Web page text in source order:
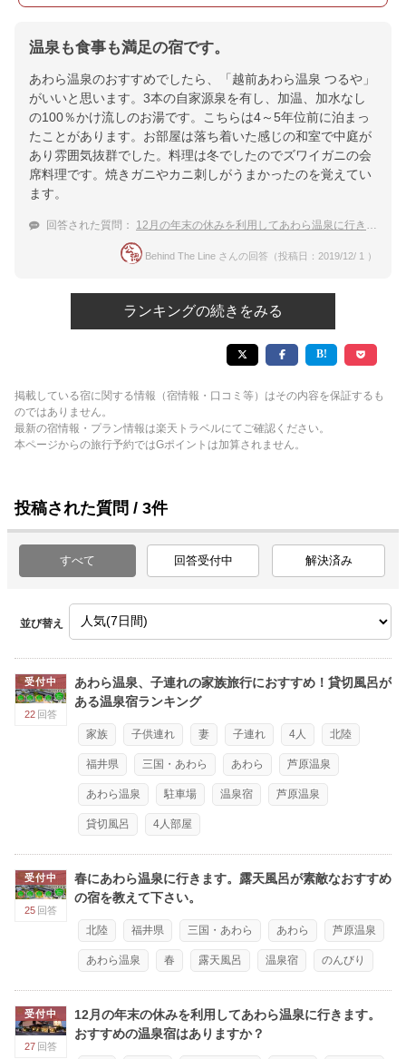
温泉も食事も満足の宿です。
あわら温泉のおすすめでしたら、「越前あわら温泉 つるや」
がいいと思います。3本の自家源泉を有し、加温、加水なし
の100％かけ流しのお湯です。こちらは4～5年位前に泊まっ
たことがあります。お部屋は落ち着いた感じの和室で中庭が
あり雰囲気抜群でした。料理は冬でしたのでズワイガニの会
席料理です。焼きガニやカニ刺しがうまかったのを覚えてい
ます。
回答された質問： 12月の年末の休みを利用してあわら温泉に行きます。おすすめの温泉宿はありますか？
Behind The Line さんの回答（投稿日：2019/12/ 1 ）
ランキングの続きをみる
掲載している宿に関する情報（宿情報・口コミ等）はその内容を保証するも
のではありません。
最新の宿情報・プラン情報は楽天トラベルにてご確認ください。
本ページからの旅行予約ではGポイントは加算されません。
投稿された質問 / 3件
すべて 回答受付中 解決済み
並び替え
受付中
22 回答
あわら温泉、子連れの家族旅行におすすめ！貸切風呂が
ある温泉宿ランキング
家族 子供連れ 妻 子連れ 4人 北陸
福井県 三国・あわら あわら 芦原温泉
あわら温泉 駐車場 温泉宿 芦原温泉
貸切風呂 4人部屋
受付中
25 回答
春にあわら温泉に行きます。露天風呂が素敵なおすすめ
の宿を教えて下さい。
北陸 福井県 三国・あわら あわら 芦原温泉
あわら温泉 春 露天風呂 温泉宿 のんびり
受付中
27 回答
12月の年末の休みを利用してあわら温泉に行きます。
おすすめの温泉宿はありますか？